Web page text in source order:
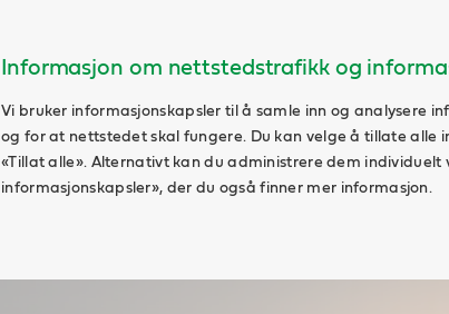
Informasjon om nettstedstrafikk og
Vi bruker informasjonskapsler til å samle inn og analysere
og for at nettstedet skal fungere. Du kan velge å tillate alle
«Tillat alle». Alternativt kan du administrere dem individuelt
informasjonskapsler», der du også finner mer informasjon.